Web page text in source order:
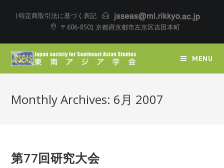
| 特定商取引法に基づく表記
〒606-8501 京都府京都市左京区吉田本町
MENU
Monthly Archives: 6月 2007
第77回研究大会